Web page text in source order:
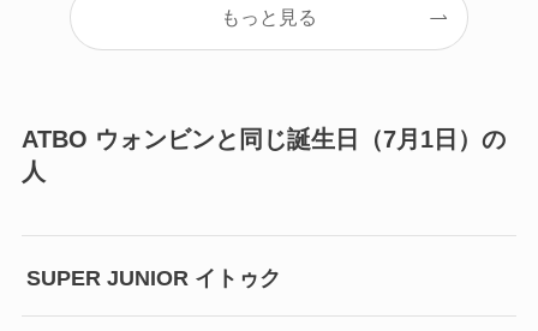
もっと見る
ATBO ウォンビンと同じ誕生日（7月1日）の
人
SUPER JUNIOR イトゥク